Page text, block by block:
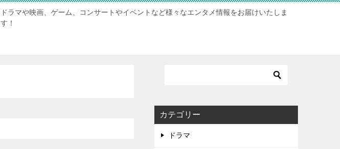
ドラマや映画、ゲーム、コンサートやイベントなど様々なエンタメ情報をお届けいたしま
す！
カテゴリー
ドラマ